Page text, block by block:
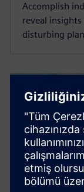
Accomplish
reveal
disturbing